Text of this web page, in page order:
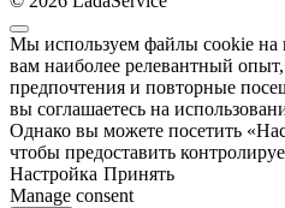
Мы используем файлы cookie на
вам наиболее релевантный
предпочтения и повторные
вы соглашаетесь на
Однако вы можете посетить
чтобы предоставить
Настройка Принять
Manage consent